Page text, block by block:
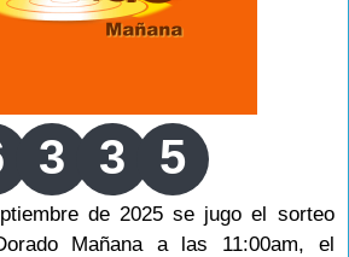
3 3 5
de 2025 se jugo el sorteo
Mañana a las 11:00am, el